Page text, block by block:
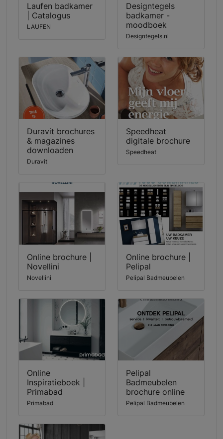
Laufen badkamer
| Catalogus
LAUFEN
Designtegels
badkamer -
moodboek
Designtegels.nl
Duravit brochures
& magazines
downloaden
Duravit
Speedheat
digitale brochure
Speedheat
Online brochure |
Novellini
Novellini
Online brochure |
Pelipal
Pelipal Badmeubelen
Online
Inspiratieboek |
Primabad
Primabad
Pelipal
Badmeubelen
brochure online
Pelipal Badmeubelen